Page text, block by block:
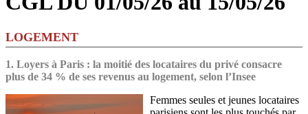
LOGEMENT
1. Loyers à Paris : la moitié des locataires du privé consacre
plus de 34 % de ses revenus au logement, selon l’Insee
Femmes seules et jeunes locataires